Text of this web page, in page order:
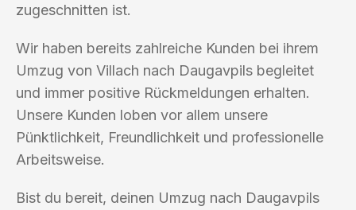
zugeschnitten ist.
Wir haben bereits zahlreiche Kunden bei ihrem
Umzug von Villach nach Daugavpils begleitet
und immer positive Rückmeldungen erhalten.
Unsere Kunden loben vor allem unsere
Pünktlichkeit, Freundlichkeit und professionelle
Arbeitsweise.
Bist du bereit, deinen Umzug nach Daugavpils